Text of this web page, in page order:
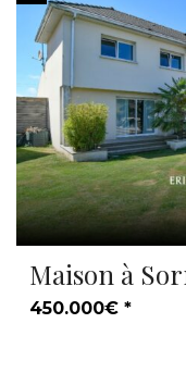
Maison à
450.000€ *